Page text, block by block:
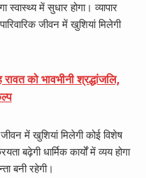
स्वास्थ्य में सुधार होगा। व्यापार
जीवन में खुशियां मिलेगी
को भावभीनी श्रद्धांजलि,
जीवन में खुशियां मिलेगी कोई विशेष
बढ़ेगी धार्मिक कार्यों में व्यय होगा
बनी रहेगी।